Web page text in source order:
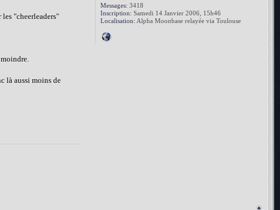
"cheerleaders"
là aussi moins de
Messages: 3418
Inscription: Samedi 14 Janvier 2006, 15h46
Localisation: Alpha Moonbase relayée via Toulouse